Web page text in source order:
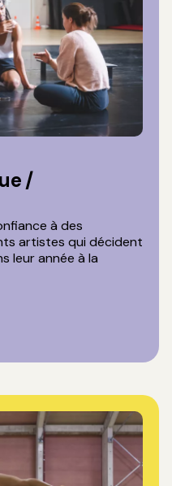
/
à des
artistes qui décident
leur année à la